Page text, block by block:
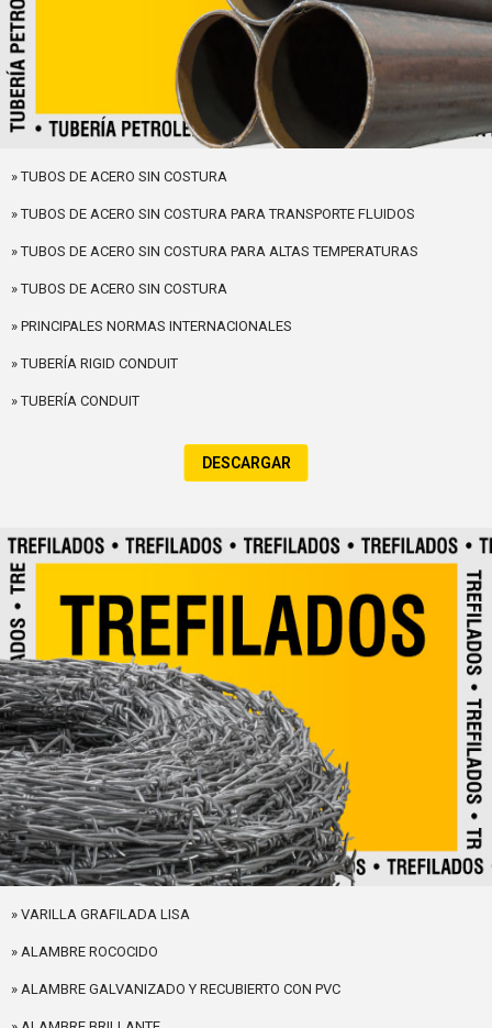
» TUBOS DE ACERO SIN COSTURA
» TUBOS DE ACERO SIN COSTURA PARA TRANSPORTE FLUIDOS
» TUBOS DE ACERO SIN COSTURA PARA ALTAS TEMPERATURAS
» TUBOS DE ACERO SIN COSTURA
» PRINCIPALES NORMAS INTERNACIONALES
» TUBERÍA RIGID CONDUIT
» TUBERÍA CONDUIT
DESCARGAR
» VARILLA GRAFILADA LISA
» ALAMBRE ROCOCIDO
» ALAMBRE GALVANIZADO Y RECUBIERTO CON PVC